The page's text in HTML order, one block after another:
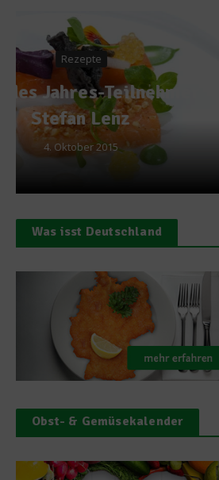
Grillwelten
BraufactuM-
Gegrilltem –
und
Was isst Deutschland
Obst- & Gemüsekalender